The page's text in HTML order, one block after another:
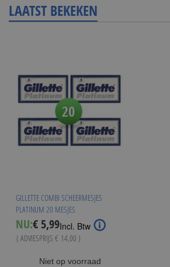
LAATST BEKEKEN
GILLETTE COMBI SCHEERMESJES
PLATINUM 20 MESJES
NU:Special
Price
€ 5,99Incl. Btw
( ADVIESPRIJS € 14,00 )
Niet op voorraad